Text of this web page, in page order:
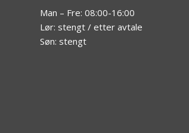
Man – Fre: 08:00-16:00
Lør: stengt / etter avtale
Søn: stengt